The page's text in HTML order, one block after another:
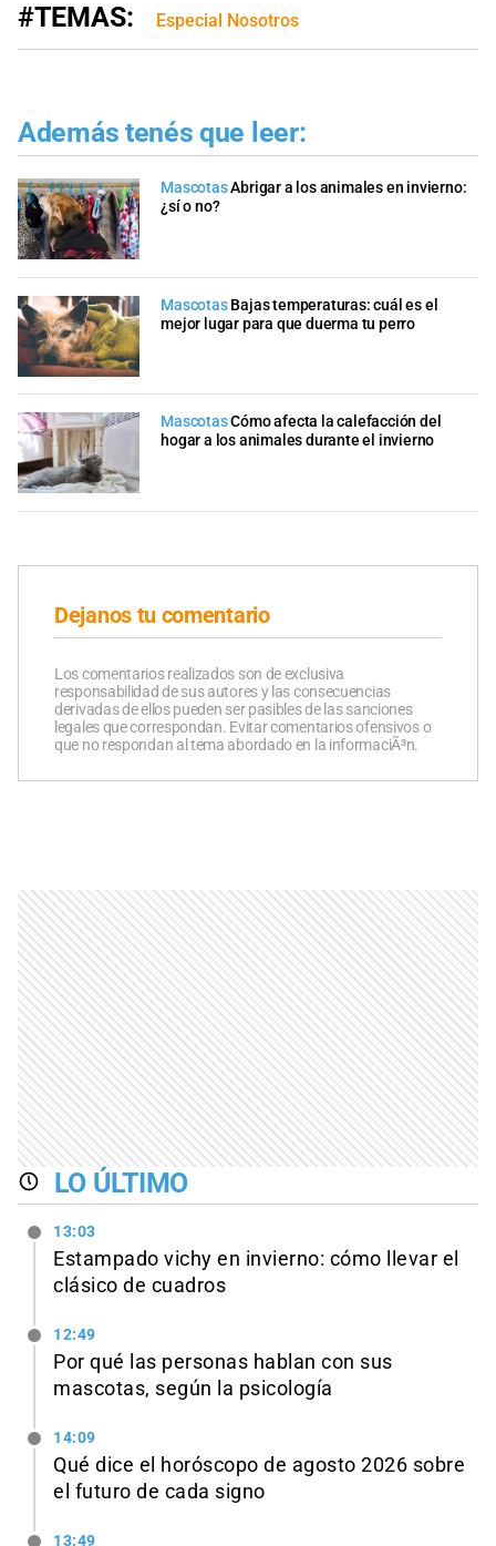
#TEMAS: Especial Nosotros
Además tenés que leer:
MascotasAbrigar a los animales en invierno:
¿sí o no?
Mascotas Bajas temperaturas: cuál es el
mejor lugar para que duerma tu perro
MascotasCómo afecta la calefacción del
hogar a los animales durante el invierno
Dejanos tu comentario
Los comentarios realizados son de exclusiva
responsabilidad de sus autores y las consecuencias
derivadas de ellos pueden ser pasibles de las sanciones
legales que correspondan. Evitar comentarios ofensivos o
que no respondan al tema abordado en la informaciÃ³n.
LO ÚLTIMO
13:03
Estampado vichy en invierno: cómo llevar el
clásico de cuadros
12:49
Por qué las personas hablan con sus
mascotas, según la psicología
14:09
Qué dice el horóscopo de agosto 2026 sobre
el futuro de cada signo
13:49